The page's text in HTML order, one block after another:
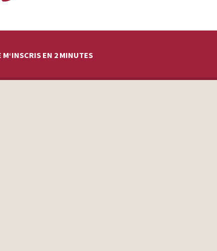
EN 2 MINUTES